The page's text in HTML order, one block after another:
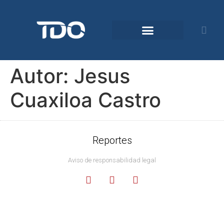
Autor: Jesus
Cuaxiloa Castro
Reportes
Aviso de responsabilidad legal